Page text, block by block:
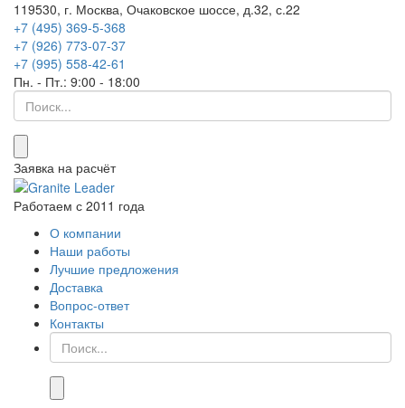
119530, г. Москва, Очаковское шоссе, д.32, с.22
+7 (495) 369-5-368
+7 (926) 773-07-37
+7 (995) 558-42-61
Пн. - Пт.: 9:00 - 18:00
Что
ищем...
Заявка на расчёт
Работаем с 2011 года
О компании
Наши работы
Лучшие предложения
Доставка
Вопрос-ответ
Контакты
Что
ищем...